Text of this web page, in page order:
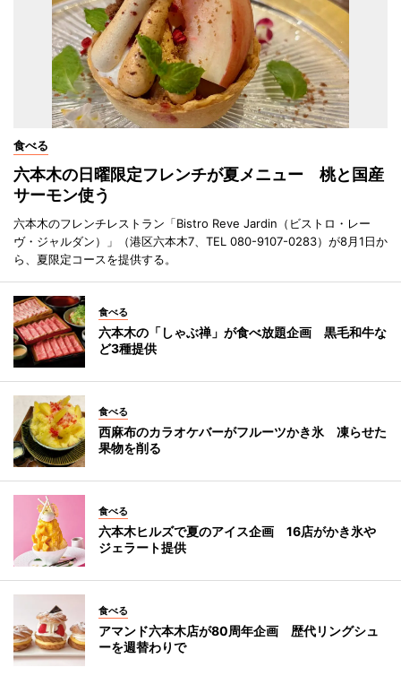
食べる
六本木の日曜限定フレンチが夏メニュー 桃と国産
サーモン使う
六本木のフレンチレストラン「Bistro Reve Jardin（ビストロ・レー
ヴ・ジャルダン）」（港区六本木7、TEL 080-9107-0283）が8月1日か
ら、夏限定コースを提供する。
食べる
六本木の「しゃぶ禅」が食べ放題企画 黒毛和牛な
ど3種提供
食べる
西麻布のカラオケバーがフルーツかき氷 凍らせた
果物を削る
食べる
六本木ヒルズで夏のアイス企画 16店がかき氷や
ジェラート提供
食べる
アマンド六本木店が80周年企画 歴代リングシュ
ーを週替わりで